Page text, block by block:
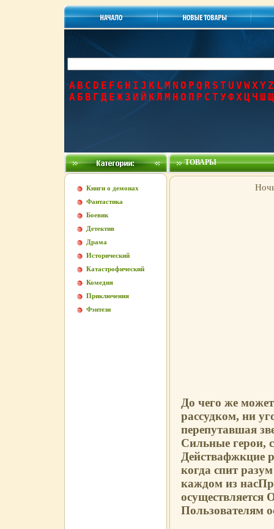
A B C D E F G H I J K L M N O P Q R S T U V WXYZ
А Б В Г Д Е Ж З И Й КЛ М Н О П Р С Т УФХЦЧ Ш Щ
Книги о демонах
Фантастика
Боевик
Детектив
Драма
Исторический
Катастрофический
Комедия
Приключения
Фэнтези
ТОВАРЫ
До чего же
рассудком, ни
перепутавшая
Сильные герои,
Действафжкцие
когда спит
каждом из
Пользователям